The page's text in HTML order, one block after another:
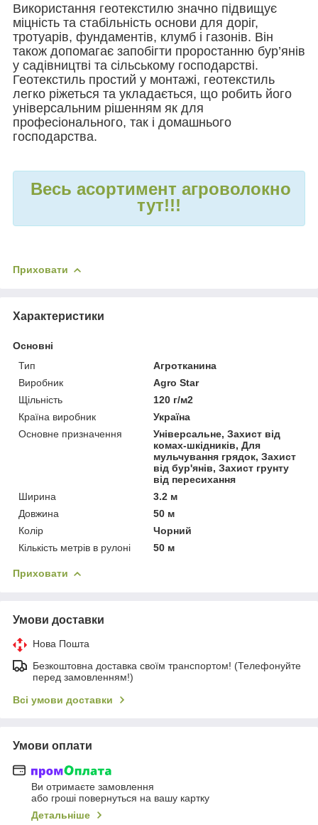
Використання геотекстилю значно підвищує
міцність та стабільність основи для доріг,
тротуарів, фундаментів, клумб і газонів. Він
також допомагає запобігти проростанню бур’янів
у садівництві та сільському господарстві.
Геотекстиль простий у монтажі, геотекстиль
легко ріжеться та укладається, що робить його
універсальним рішенням як для
професіонального, так і домашнього
господарства.
Весь асортимент агроволокно
тут!!!
Приховати
Характеристики
Основні
Тип
Агротканина
Виробник
Agro Star
Щільність
120 г/м2
Країна виробник
Україна
Основне призначення
Універсальне, Захист від
комах-шкідників, Для
мульчування грядок, Захист
від бур'янів, Захист грунту
від пересихання
Ширина
3.2 м
Довжина
50 м
Колір
Чорний
Кількість метрів в рулоні
50 м
Приховати
Умови доставки
Нова Пошта
Безкоштовна доставка своїм транспортом! (Телефонуйте
перед замовленням!)
Всі умови доставки
Умови оплати
Ви отримаєте замовлення
або гроші повернуться на вашу картку
Детальніше